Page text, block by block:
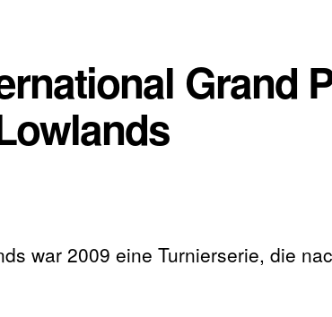
Grand
war 2009 eine Turnierserie, die